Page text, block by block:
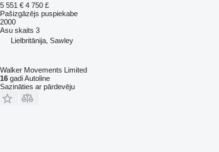
5 551 € 4 750 £
Pašizgāzējs puspiekabe
2000
Asu skaits 3
Lielbritānija, Sawley
Walker Movements Limited
16 gadi Autoline
Sazināties ar pārdevēju